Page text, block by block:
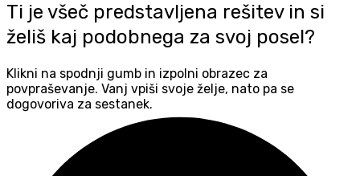
Ti je všeč predstavljena rešitev in si
želiš kaj podobnega za svoj posel?
Klikni na spodnji gumb in izpolni obrazec za
povpraševanje. Vanj vpiši svoje želje, nato pa se
dogovoriva za sestanek.